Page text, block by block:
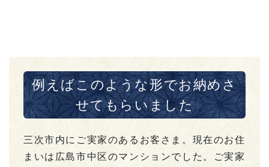
例えばこのような形でお納めさ
せてもらいました
三次市内にご実家のあるお客さま。現在のお住
まいは広島市中区のマンションでした。ご実家